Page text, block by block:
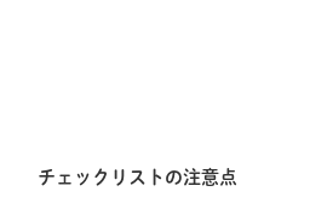
チェックリストの注意点